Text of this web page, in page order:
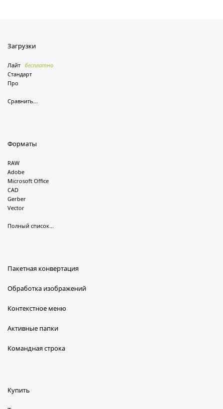
Загрузки
Лайт бесплатно
Стандарт
Про
Сравнить...
Форматы
RAW
Adobe
Microsoft Office
CAD
Gerber
Vector
Полный список...
Пакетная конвертация
Обработка изображений
Контекстное меню
Активные папки
Командная строка
Купить